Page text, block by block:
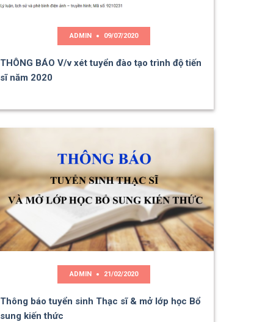
ADMIN 09/07/2020
THÔNG BÁO V/v xét tuyển đào tạo trình độ tiến
sĩ năm 2020
ADMIN 21/02/2020
Thông báo tuyển sinh Thạc sĩ & mở lớp học Bổ
sung kiến thức